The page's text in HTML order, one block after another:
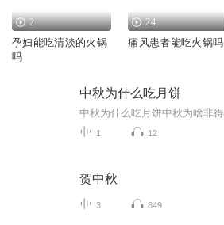
2
孕妇能吃清淡的火锅
吗
24
痛风患者能吃火锅吗
中秋为什么吃月饼
1 12
贺中秋
3 849